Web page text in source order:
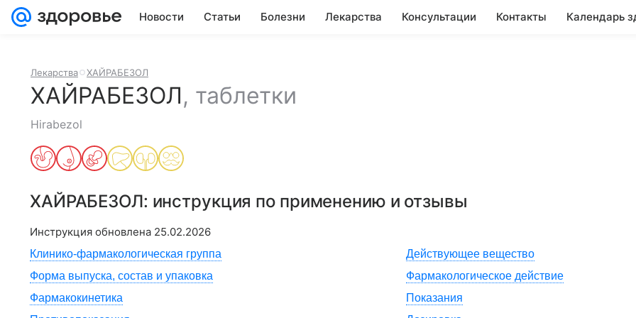
Новости Статьи Болезни Лекарства Консультации Контакты Календарь
Лекарства ХАЙРАБЕЗОЛ
ХАЙРАБЕЗОЛ, таблетки
Hirabezol
ХАЙРАБЕЗОЛ: инструкция по применению и отзывы
Инструкция обновлена 25.02.2026
Клинико-фармакологическая группа
Действующее вещество
Форма выпуска, состав и упаковка
Фармакологическое действие
Фармакокинетика
Показания